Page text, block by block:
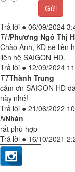
Gửi
Trả lời ● 06/09/2024
THPhương Ngô Thị
Chào Anh, KD sẽ liên
liên hệ SAIGON HD.
Trả lời ● 12/09/2024
TTThành Trung
cảm ơn SAIGON HD
này nhé!
Trả lời ● 21/06/2022
NNhàn
rất phù hợp
Trả lời ● 16/10/2021